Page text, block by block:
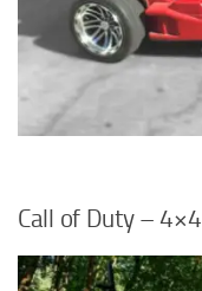
Call of Duty – 4×4